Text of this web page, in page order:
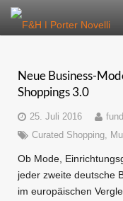
Kompetenzen
Referenzen
Blog
Neue Business-
Shoppings 3.0
25. Juli 2016
Curated Shopping,
Ob Mode,
jeder zweite deutsche
im europäischen